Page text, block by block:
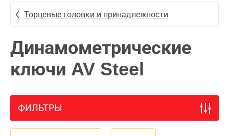
Торцевые головки и принадлежности
Динамометрические
ключи AV Steel
ФИЛЬТРЫ